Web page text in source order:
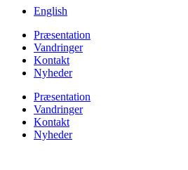
English
Præsentation
Vandringer
Kontakt
Nyheder
Præsentation
Vandringer
Kontakt
Nyheder